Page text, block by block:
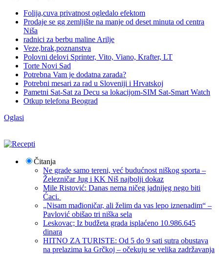
Folija,cuva privatnost ogledalo efektom
Prodaje se gg zemljište na manje od deset minuta od centra
Niša
radnici za berbu maline Arilje
Veze,brak,poznanstva
Polovni delovi Sprinter, Vito, Viano, Krafter, LT
Torte Novi Sad
Potrebna Vam je dodatna zarada?
Potrebni mesari za rad u Sloveniji i Hrvatskoj
Pametni Sat-Sat za Decu sa lokacijom-SIM Sat-Smart Watch
Otkup telefona Beograd
Oglasi
Čitanja
Ne grade samo tereni, već budućnost niškog sporta –
Železničar Jug i KK Niš najbolji dokaz
Mile Ristović: Danas nema ničeg jadnijeg nego biti
Ćaci.
„Nisam mađioničar, ali želim da vas lepo iznenadim“ –
Pavlović obišao tri niška sela
Leskovac; Iz budžeta grada isplaćeno 10.986.645
dinara
HITNO ZA TURISTE: Od 5 do 9 sati sutra obustava
na prelazima ka Grčkoj – očekuju se velika zadržavanja